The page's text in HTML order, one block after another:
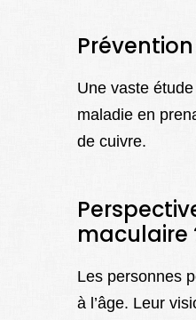
Prévention
Une vaste
maladie en
de cuivre.
maculaire
Les personnes
à l’âge. Leur